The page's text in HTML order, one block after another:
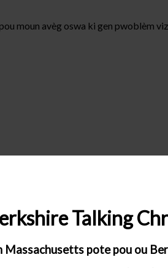
moun avèg oswa ki gen pwoblèm
Talking
Massachusetts pote pou ou